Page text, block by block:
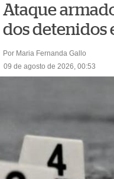
Ataque
dos detenidos
Por Maria Fernanda Gallo
09 de agosto de 2026, 00:53